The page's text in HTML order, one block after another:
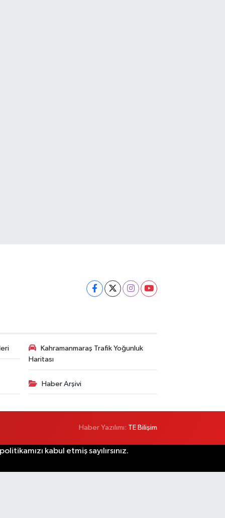
Kahramanmaraş Trafik Yoğunluk
Haritası
Haber Arşivi
Haber Yazılımı: TE Bilişim
kabul etmiş sayılırsınız.